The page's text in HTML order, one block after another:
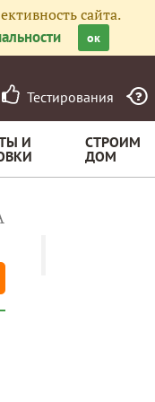
сайта.
ок
Тестирования
И
СТРОИМ
ДОМ